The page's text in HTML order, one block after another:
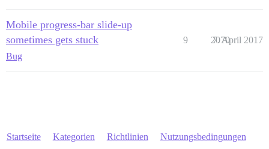
Mobile progress-bar slide-up
sometimes gets stuck
Bug
9 2070
7. April 2017
Startseite Kategorien Richtlinien Nutzungsbedingungen